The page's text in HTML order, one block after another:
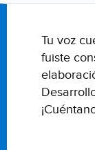
Tu voz
fuiste